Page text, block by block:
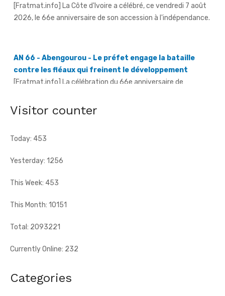
AN 66 - Abengourou - Le préfet engage la bataille
Abengourou, a ...
Visitor counter
Today: 453
Yesterday: 1256
This Week: 453
This Month: 10151
Total: 2093221
Currently Online: 232
Categories